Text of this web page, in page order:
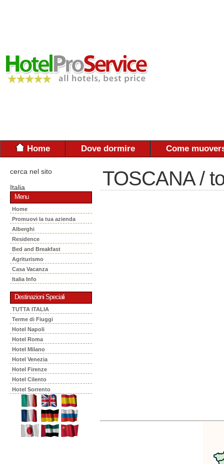
Home Dove dormire Come
cerca nel sito
Italia
Menu
Home
Promuovi la tua azienda
Alberghi
Residence
Bed and Breakfast
Agriturismo
Casa Vacanza
Italia Info
Destinazioni Speciali
TUTTA ITALIA
Terme di Fiuggi
Hotel Napoli
Hotel Roma
Hotel Milano
Hotel Venezia
Hotel Firenze
Hotel Cilento
Hotel Sorrento
TOSCANA /